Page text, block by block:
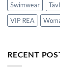
Swimwear
VIP REA
RECENT